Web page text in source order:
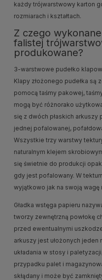
każdy trójwarstwowy karton
rozmiarach i kształtach.
Z czego
falistej
produkowane?
3-warstwowe pudełko
Klapy złożonego pudełka są
pomocą taśmy pakowej,
mogą być różnorako
się z dwóch płaskich arkuszy
jednej pofalowanej,
Wszystkie trzy warstwy
naturalnym klejem
się świetnie do produkcji
gdy jest pofalowany. W
wyjątkowo jak na swoją wagę
Gładka wstęga papieru
tworzy zewnętrzną powłokę
przed ewentualnymi
arkuszy jest ułożonych jeden
układania w stosy i
przypadku palet i
skłądany i może być